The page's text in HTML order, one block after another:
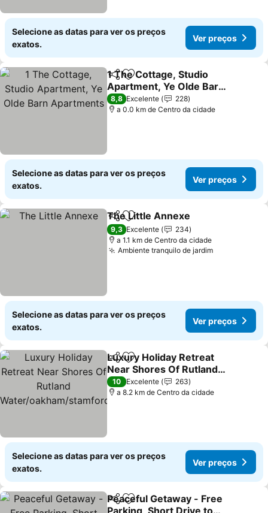
Selecione as datas para ver os preços
exatos.
Ver preços
PartilharAdicionar aos favoritos
1 The Cottage, Studio
Apartment, Ye Olde Barn
Apartments
Ver preços
8,8 Excelente
228
a 0.0 km de Centro da cidade
Selecione as datas para ver os preços
exatos.
Ver preços
PartilharAdicionar aos favoritos
The Little Annexe
9,3 Excelente
234
a 1.1 km de Centro da cidade
Ambiente tranquilo de jardimVer preços
Selecione as datas para ver os preços
exatos.
Ver preços
PartilharAdicionar aos favoritos
Luxury Holiday Retreat
Near Shores Of Rutland
Water/oakham/stamford/
uppingham
Ver preços
10 Excelente
263
a 8.2 km de Centro da cidade
Selecione as datas para ver os preços
exatos.
Ver preços
PartilharAdicionar aos favoritos
Peaceful Getaway - Free
Parking, Short Drive to